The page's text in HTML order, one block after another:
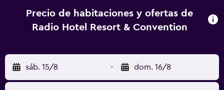
mármol. Algunas habitaciones tienen calefacción por
suelo radiante. El complejo también cuenta con parque
establecimiento se encuentra a pocos pasos de
restaurantes, bares y tiendas que venden productos
locales, como el "Dulce de Leche" y quesos. Los
Precio de habitaciones y ofertas de
Radio Hotel Resort & Convention
sáb. 15/8 - dom. 16/8